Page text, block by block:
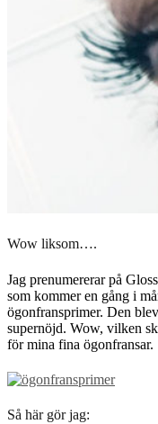
Wow liksom….
Jag prenumererar på
som kommer en gång i
ögonfransprimer. Den
supernöjd. Wow, vilken
för mina fina ögonfransar.
Så här gör jag: